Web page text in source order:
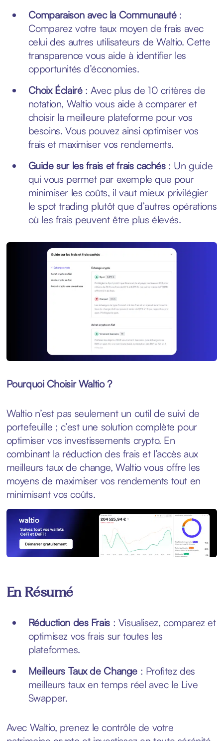
Comparaison avec la Communauté:
Comparez votre taux moyen de frais avec
celui des autres utilisateurs de Waltio. Cette
transparence vous aide à identifier les
opportunités d’économies.
Choix Éclairé: Avec plus de 10 critères de
notation, Waltio vous aide à comparer et
choisir la meilleure plateforme pour vos
besoins. Vous pouvez ainsi optimiser vos
frais et maximiser vos rendements.
Guide sur les frais et frais cachés: Un guide
qui vous permet par exemple que pour
minimiser les coûts, il vaut mieux privilégier
le spot trading plutôt que d’autres opérations
où les frais peuvent être plus élevés.
Pourquoi Choisir Waltio ?
Waltio n’est pas seulement un outil de suivi de
portefeuille ; c’est une solution complète pour
optimiser vos investissements crypto. En
combinant la réduction des frais et l’accès aux
meilleurs taux de change, Waltio vous offre les
moyens de maximiser vos rendements tout en
minimisant vos coûts.
En Résumé
Réduction des Frais: Visualisez, comparez et
optimisez vos frais sur toutes les
plateformes.
Meilleurs Taux de Change: Profitez des
meilleurs taux en temps réel avec le Live
Swapper.
Avec Waltio, prenez le contrôle de votre